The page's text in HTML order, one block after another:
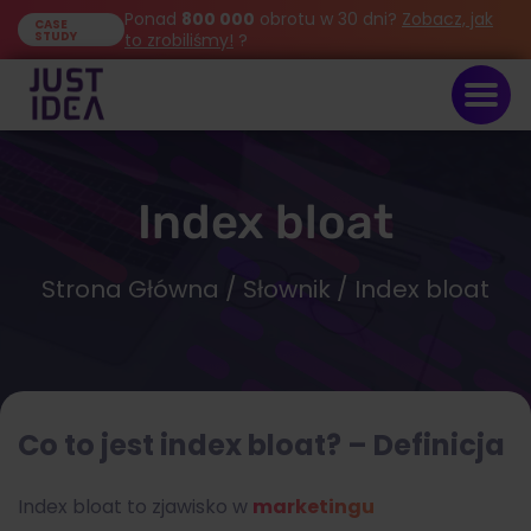
CASE
STUDY
Ponad 800 000 obrotu w 30 dni? Zobacz, jak
to zrobiliśmy! ?
Index bloat
Strona Główna / Słownik / Index bloat
Co to jest index bloat? – Definicja
Index bloat to zjawisko w marketingu